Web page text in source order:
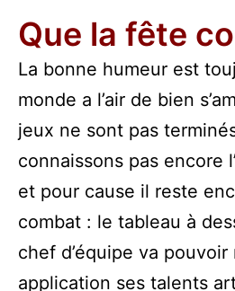
Que la fête
La bonne humeur est
monde a l’air de bien
jeux ne sont pas
connaissons pas encore
et pour cause il reste
combat : le tableau à
chef d’équipe va
application ses talents